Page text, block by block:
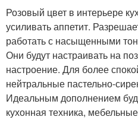
Розовый цвет в интерьере
усиливать аппетит.
работать с насыщенными
Они будут настраивать на
настроение. Для более
нейтральные пастельно-
Идеальным дополнением
кухонная техника,